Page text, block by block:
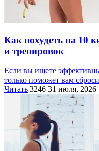
Как похудеть на 10
и тренировок
Если вы ищете
только поможет вам
Читать 3246 31 июля, 2026